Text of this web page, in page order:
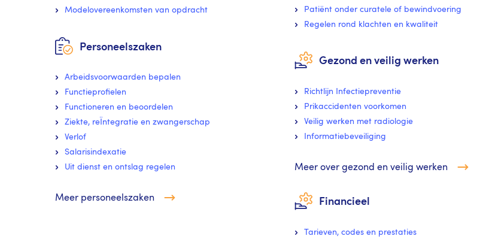
Modelovereenkomsten van opdracht
Personeelszaken
Arbeidsvoorwaarden bepalen
Functieprofielen
Functioneren en beoordelen
Ziekte, reÏntegratie en zwangerschap
Verlof
Salarisindexatie
Uit dienst en ontslag regelen
Meer personeelszaken
Patiënt onder curatele of bewindvoering
Regelen rond klachten en kwaliteit
Gezond en veilig werken
Richtlijn Infectiepreventie
Prikaccidenten voorkomen
Veilig werken met radiologie
Informatiebeveiliging
Meer over gezond en veilig werken
Financieel
Tarieven, codes en prestaties